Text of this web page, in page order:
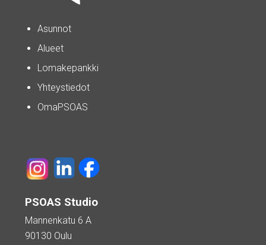
Asunnot
Alueet
Lomakepankki
Yhteystiedot
OmaPSOAS
PSOAS Studio
Mannenkatu 6 A
90130 Oulu